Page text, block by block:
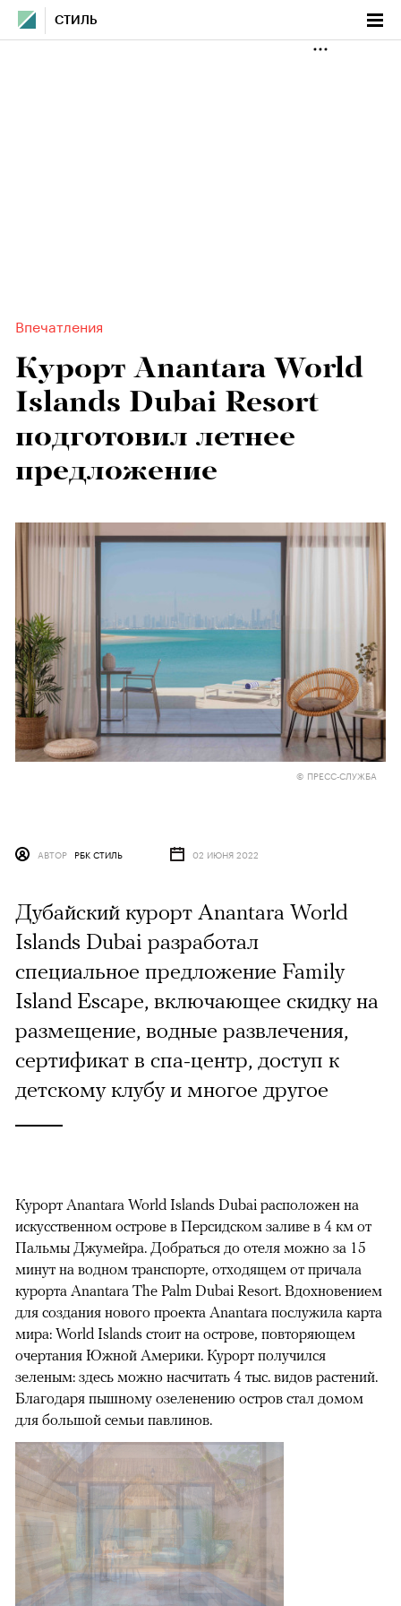
СТИЛЬ
Впечатления
Курорт Anantara World
Islands Dubai Resort
подготовил летнее
предложение
© ПРЕСС-СЛУЖБА
АВТОР РБК СТИЛЬ 02 ИЮНЯ 2022
Дубайский курорт Anantara World
Islands Dubai разработал
специальное предложение Family
Island Escape, включающее скидку на
размещение, водные развлечения,
сертификат в спа-центр, доступ к
детскому клубу и многое другое
Курорт Anantara World Islands Dubai расположен на
искусственном острове в Персидском заливе в 4 км от
Пальмы Джумейра. Добраться до отеля можно за 15
минут на водном транспорте, отходящем от причала
курорта Anantara The Palm Dubai Resort. Вдохновением
для создания нового проекта Anantara послужила карта
мира: World Islands стоит на острове, повторяющем
очертания Южной Америки. Курорт получился
зеленым: здесь можно насчитать 4 тыс. видов растений.
Благодаря пышному озеленению остров стал домом
для большой семьи павлинов.